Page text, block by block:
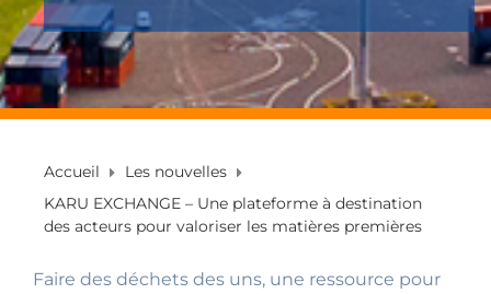
Accueil
Les nouvelles
KARU EXCHANGE – Une plateforme à destination
des acteurs pour valoriser les matières premières
Faire des déchets des uns, une ressource pour